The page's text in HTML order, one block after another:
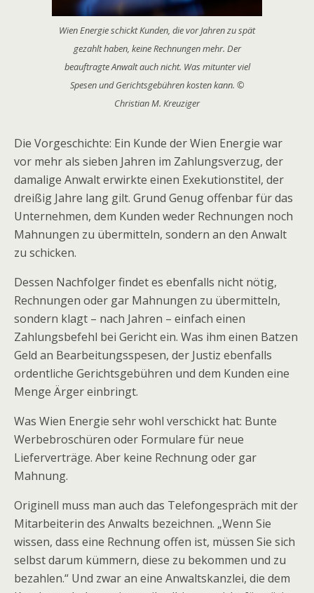
Wien Energie schickt Kunden, die vor Jahren zu spät
gezahlt haben, keine Rechnungen mehr. Der
beauftragte Anwalt auch nicht. Was mitunter viel
Spesen und Gerichtsgebühren kosten kann. ©
Christian M. Kreuziger
Die Vorgeschichte: Ein Kunde der Wien Energie war
vor mehr als sieben Jahren im Zahlungsverzug, der
damalige Anwalt erwirkte einen Exekutionstitel, der
dreißig Jahre lang gilt. Grund Genug offenbar für das
Unternehmen, dem Kunden weder Rechnungen noch
Mahnungen zu übermitteln, sondern an den Anwalt
zu schicken.
Dessen Nachfolger findet es ebenfalls nicht nötig,
Rechnungen oder gar Mahnungen zu übermitteln,
sondern klagt – nach Jahren – einfach einen
Zahlungsbefehl bei Gericht ein. Was ihm einen Batzen
Geld an Bearbeitungsspesen, der Justiz ebenfalls
ordentliche Gerichtsgebühren und dem Kunden eine
Menge Ärger einbringt.
Was Wien Energie sehr wohl verschickt hat: Bunte
Werbebroschüren oder Formulare für neue
Lieferverträge. Aber keine Rechnung oder gar
Mahnung.
Originell muss man auch das Telefongespräch mit der
Mitarbeiterin des Anwalts bezeichnen. „Wenn Sie
wissen, dass eine Rechnung offen ist, müssen Sie sich
selbst darum kümmern, diese zu bekommen und zu
bezahlen.“ Und zwar an eine Anwaltskanzlei, die dem